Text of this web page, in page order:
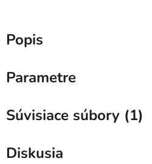
Popis
Parametre
Súvisiace súbory (1)
Diskusia